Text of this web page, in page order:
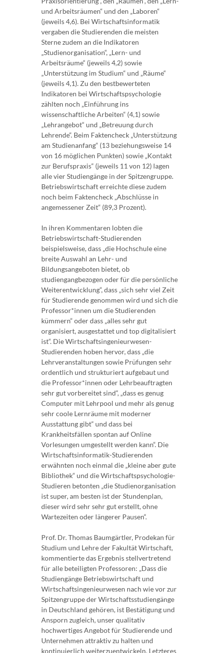
und Arbeitsräumen“ und den „Laboren“
(jeweils 4,6). Bei Wirtschaftsinformatik
vergaben die Studierenden die meisten
Sterne zudem an die Indikatoren
„Studienorganisation“, „Lern- und
Arbeitsräume“ (jeweils 4,2) sowie
„Unterstützung im Studium“ und „Räume“
(jeweils 4,1). Zu den bestbewerteten
Indikatoren bei Wirtschaftspsychologie
zählten noch „Einführung ins
wissenschaftliche Arbeiten“ (4,1) sowie
„Lehrangebot“ und „Betreuung durch
Lehrende“. Beim Faktencheck „Unterstützung
am Studienanfang“ (13 beziehungsweise 14
von 16 möglichen Punkten) sowie „Kontakt
zur Berufspraxis“ (jeweils 11 von 12) lagen
alle vier Studiengänge in der Spitzengruppe.
Betriebswirtschaft erreichte diese zudem
noch beim Faktencheck „Abschlüsse in
angemessener Zeit“ (89,3 Prozent).
In ihren Kommentaren lobten die
Betriebswirtschaft-Studierenden
beispielsweise, dass „die Hochschule eine
breite Auswahl an Lehr- und
Bildungsangeboten bietet, ob
studiengangbezogen oder für die persönliche
Weiterentwicklung“, dass „sich sehr viel Zeit
für Studierende genommen wird und sich die
Professor*innen um die Studierenden
kümmern“ oder dass „alles sehr gut
organisiert, ausgestattet und top digitalisiert
ist“. Die Wirtschaftsingenieurwesen-
Studierenden hoben hervor, dass „die
Lehrveranstaltungen sowie Prüfungen sehr
ordentlich und strukturiert aufgebaut und
die Professor*innen oder Lehrbeauftragten
sehr gut vorbereitet sind“, „dass es genug
Computer mit Lehrpool und mehr als genug
sehr coole Lernräume mit moderner
Ausstattung gibt“ und dass bei
Krankheitsfällen spontan auf Online
Vorlesungen umgestellt werden kann“. Die
Wirtschaftsinformatik-Studierenden
erwähnten noch einmal die „kleine aber gute
Bibliothek“ und die Wirtschaftspsychologie-
Studieren betonten „die Studienorganisation
ist super, am besten ist der Stundenplan,
dieser wird sehr sehr gut erstellt, ohne
Wartezeiten oder längerer Pausen“.
Prof. Dr. Thomas Baumgärtler, Prodekan für
Studium und Lehre der Fakultät Wirtschaft,
kommentierte das Ergebnis stellvertretend
für alle beteiligten Professoren: „Dass die
Studiengänge Betriebswirtschaft und
Wirtschaftsingenieurwesen nach wie vor zur
Spitzengruppe der Wirtschaftsstudiengänge
in Deutschland gehören, ist Bestätigung und
Ansporn zugleich, unser qualitativ
hochwertiges Angebot für Studierende und
Unternehmen attraktiv zu halten und
kontinuierlich weiterzuentwickeln. Letzteres